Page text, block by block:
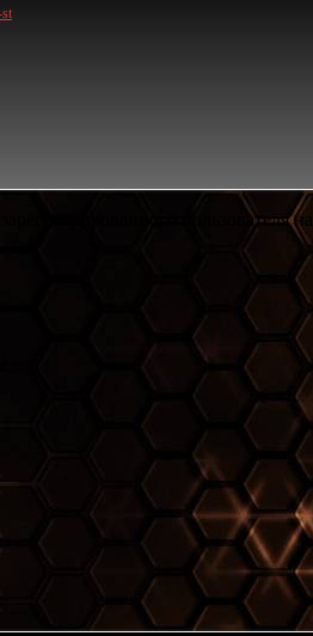
пользователя